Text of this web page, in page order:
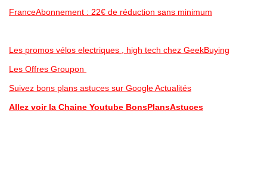
FranceAbonnement : 22€ de réduction sans minimum
Les promos vélos electriques , high tech chez GeekBuying
Les Offres Groupon
Suivez bons plans astuces sur Google Actualités
Allez voir la Chaine Youtube BonsPlansAstuces